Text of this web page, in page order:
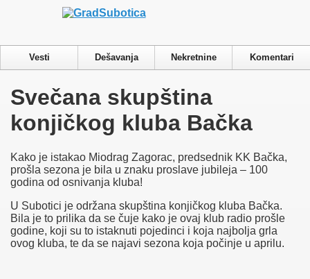
Vesti Dešavanja Nekretnine Komentari
Svečana skupština
konjičkog kluba Bačka
Kako je istakao Miodrag Zagorac, predsednik KK Bačka,
prošla sezona je bila u znaku proslave jubileja – 100
godina od osnivanja kluba!
U Subotici je održana skupština konjičkog kluba Bačka.
Bila je to prilika da se čuje kako je ovaj klub radio prošle
godine, koji su to istaknuti pojedinci i koja najbolja grla
ovog kluba, te da se najavi sezona koja počinje u aprilu.
Privacy & Cookies Policy
Close
Privacy Overview
This website uses cookies to improve your experience while you
navigate through the website. Out of these cookies, the cookies
they are essential for the working of basic functionalities of the
website. We also use third-party cookies that help us analyze and
understand how you use this website. These cookies will be
the option to opt-out of these cookies. But opting out of some of
these cookies may have an effect on your browsing experience.
Necessary
Necessary